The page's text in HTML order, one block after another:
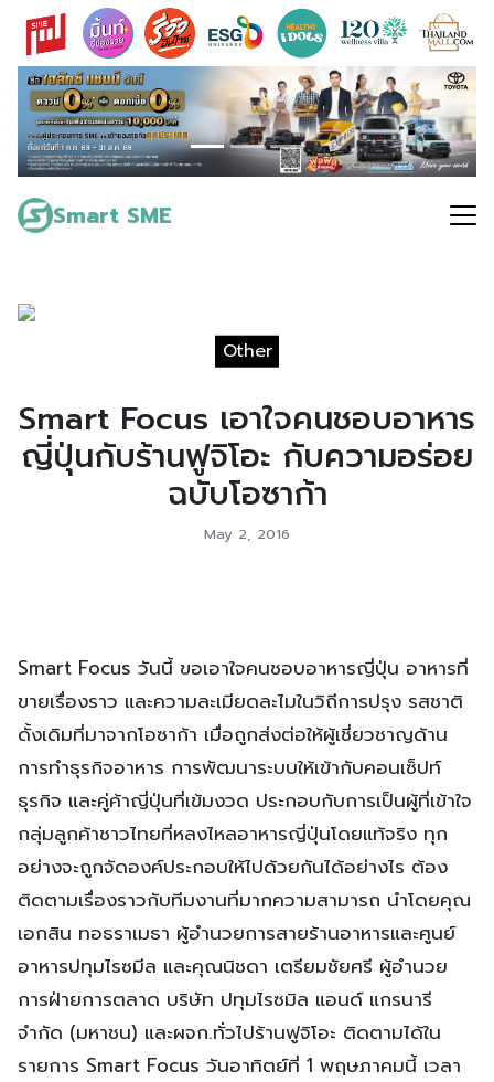
Skip
content
Smart SME
Search
for:
Other
Smart Focus เอาใจคนชอบอาหาร
ญี่ปุ่นกับร้านฟูจิโอะ กับความอร่อย
ฉบับโอซาก้า
May 2, 2016
Smart Focus วันนี้ ขอเอาใจคนชอบอาหารญี่ปุ่น อาหารที่
ขายเรื่องราว และความละเมียดละไมในวิถีการปรุง รสชาติ
ดั้งเดิมที่มาจากโอซาก้า เมื่อถูกส่งต่อให้ผู้เชี่ยวชาญด้าน
การทำธุรกิจอาหาร การพัฒนาระบบให้เข้ากับคอนเซ็ปท์
ธุรกิจ และคู่ค้าญี่ปุ่นที่เข้มงวด ประกอบกับการเป็นผู้ที่เข้าใจ
กลุ่มลูกค้าชาวไทยที่หลงไหลอาหารญี่ปุ่นโดยแท้จริง ทุก
อย่างจะถูกจัดองค์ประกอบให้ไปด้วยกันได้อย่างไร ต้อง
ติดตามเรื่องราวกับทีมงานที่มากความสามารถ นำโดยคุณ
เอกสิน ทอธราเมธา ผู้อำนวยการสายร้านอาหารและศูนย์
อาหารปทุมไรซมีล และคุณนิชดา เตรียมชัยศรี ผู้อำนวย
การฝ่ายการตลาด บริษัท ปทุมไรซมิล แอนด์ แกรนารี
จำกัด (มหาชน) และผจก.ทั่วไปร้านฟูจิโอะ ติดตามได้ใน
รายการ Smart Focus วันอาทิตย์ที่ 1 พฤษภาคมนี้ เวลา